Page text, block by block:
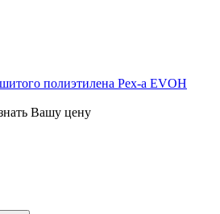
полиэтилена Pex-a EVOH
Вашу цену